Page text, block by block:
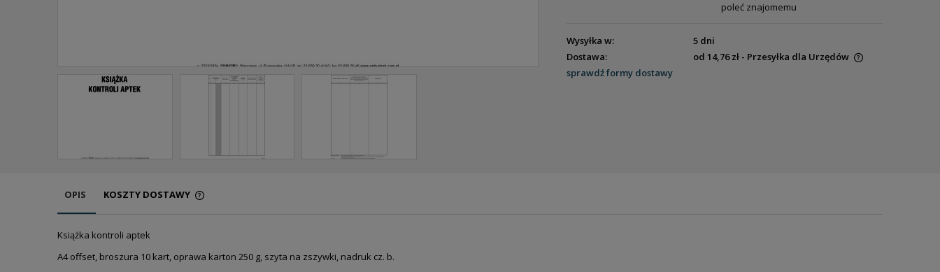
poleć znajomemu
Wysyłka w:
5 dni
Dostawa:
od 14,76 zł - Przesyłka dla Urzędów
sprawdź formy dostawy
OPIS KOSZTY DOSTAWY
Książka kontroli aptek
A4 offset, broszura 10 kart, oprawa karton 250 g, szyta na zszywki, nadruk cz. b.